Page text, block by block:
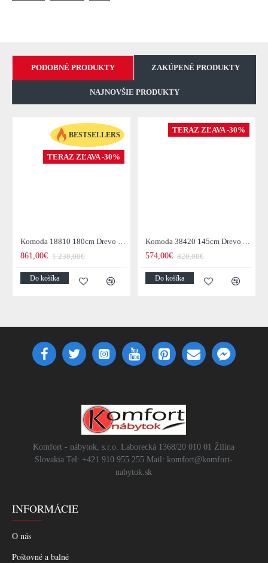
PODOBNÉ PRODUKTY ZAKÚPENÉ PRODUKTY
NAJNOVŠIE PRODUKTY
BESTSELLERS
TERAZ ZĽAVA -30%
Komoda 18810 180cm Drevo Sheesham/Palisander
861,00€ 1 230,00€
Do košíka
TERAZ ZĽAVA -30%
Komoda 38420 145cm Drevo Acacia Retro
574,00€ 820,00€
Do košíka
Komfort - nábytok, s.r.o. Laborecká 1368/20 010 01 Žilina
Slovakia Tel: +421 910 955 255 Mail: komfort@komfort-
nabytok.sk
INFORMÁCIE
O nás
Poštovné a balné